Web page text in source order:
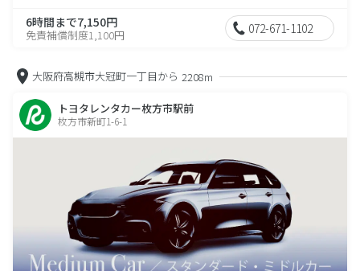
6時間まで7,150円
免責補償制度1,100円 072-671-1102
大阪府高槻市大冠町一丁目から 2208m
トヨタレンタカー枚方市駅前
枚方市新町1-6-1